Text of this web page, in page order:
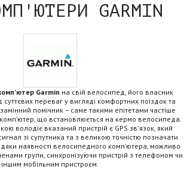
GARMIN
Garmin на свій велосипед, його власник
переваг у вигляді комфортних поїздок та
помічник – саме такими епітетами частіше
що встановлюється на кермо велосипеда.
володіє вказаний пристрій є GPS зв'язок, який
зі супутника та з великою точністю позначати
наявності велосипедного комп’ютера, можливо
групи, синхронізуючи пристрій з телефоном чи
іншим мобільним пристроєм.